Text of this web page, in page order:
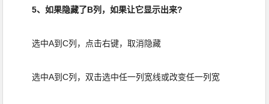
5、如果隐藏了B列，如果让它显示出来?
选中A到C列，点击右键，取消隐藏
选中A到C列，双击选中任一列宽线或改变任一列宽